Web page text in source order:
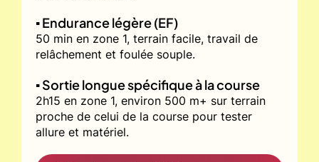
▪️ Endurance légère (EF)
50 min en zone 1, terrain facile, travail de
relâchement et foulée souple.
▪️ Sortie longue spécifique à la course
2h15 en zone 1, environ 500 m+ sur terrain
proche de celui de la course pour tester
allure et matériel.